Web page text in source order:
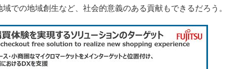
での地域創生など、社会的意義のある貢献もできるだろう。